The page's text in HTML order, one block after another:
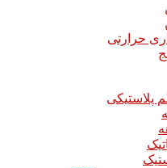
حرارتی
پلاستیکی